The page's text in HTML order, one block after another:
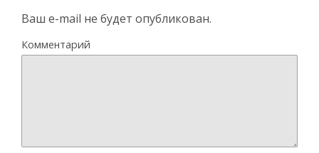
Ваш e-mail не будет опубликован.
Комментарий